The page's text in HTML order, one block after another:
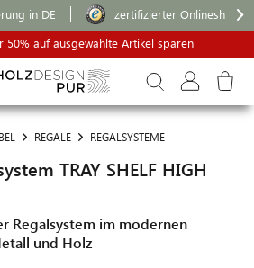
in DE
zertifizierter Onlineshop
50% auf ausgewählte Artikel sparen
REGALE REGALSYSTEME
TRAY SHELF HIGH
Regalsystem im modernen
und Holz